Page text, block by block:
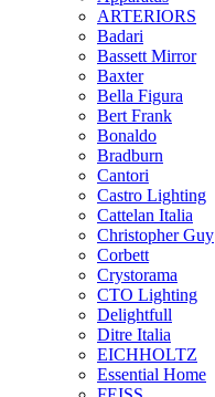
ARTERIORS
Badari
Bassett Mirror
Baxter
Bella Figura
Bert Frank
Bonaldo
Bradburn
Cantori
Castro Lighting
Cattelan Italia
Christopher Guy
Corbett
Crystorama
CTO Lighting
Delightfull
Ditre Italia
EICHHOLTZ
Essential Home